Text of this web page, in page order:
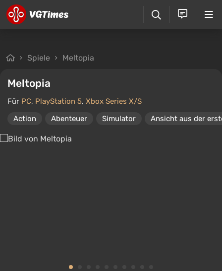
Spiele Meltopia
Meltopia
Für PC, PlayStation 5, Xbox Series X/S
Action
Abenteuer Simulator Ansicht aus der